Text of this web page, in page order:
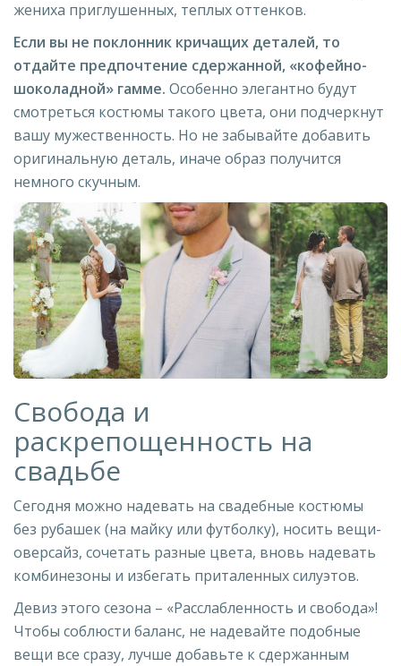
жениха приглушенных, теплых оттенков.
Если вы не поклонник кричащих деталей, то
отдайте предпочтение сдержанной, «кофейно-
шоколадной» гамме. Особенно элегантно будут
смотреться костюмы такого цвета, они подчеркнут
вашу мужественность. Но не забывайте добавить
оригинальную деталь, иначе образ получится
немного скучным.
Свобода и
раскрепощенность на
свадьбе
Сегодня можно надевать на свадебные костюмы
без рубашек (на майку или футболку), носить вещи-
оверсайз, сочетать разные цвета, вновь надевать
комбинезоны и избегать приталенных силуэтов.
Девиз этого сезона – «Расслабленность и свобода»!
Чтобы соблюсти баланс, не надевайте подобные
вещи все сразу, лучше добавьте к сдержанным